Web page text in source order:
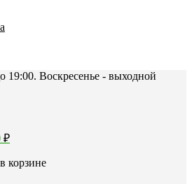
19:00. Воскресенье - выходной
₽
корзине